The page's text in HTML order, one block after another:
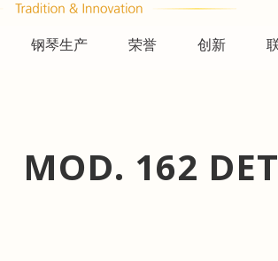
钢琴生产 荣誉 创新
MOD. 162